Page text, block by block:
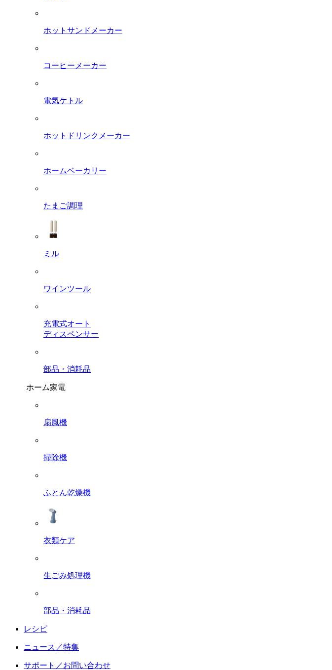
ホットサンドメーカー
コーヒーメーカー
電気ケトル
ホットドリンクメーカー
ホームベーカリー
たまご調理
ミル
ワインツール
充電式オート
ディスペンサー
部品・消耗品
ホーム家電
扇風機
掃除機
ふとん乾燥機
衣類ケア
生ごみ処理機
部品・消耗品
レシピ
ニュース／特集
サポート／お問い合わせ